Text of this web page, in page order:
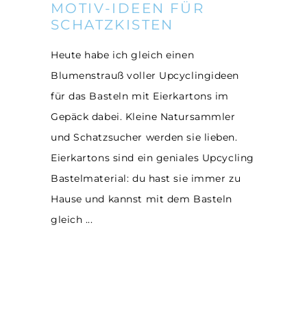
MOTIV-IDEEN FÜR
SCHATZKISTEN
Heute habe ich gleich einen
Blumenstrauß voller Upcyclingideen
für das Basteln mit Eierkartons im
Gepäck dabei. Kleine Natursammler
und Schatzsucher werden sie lieben.
Eierkartons sind ein geniales Upcycling
Bastelmaterial: du hast sie immer zu
Hause und kannst mit dem Basteln
gleich